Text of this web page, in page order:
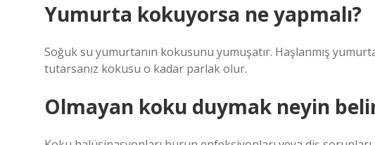
Yumurta kokuyorsa ne yapmalı?
Soğuk su yumurtanın kokusunu yumuşatır. Haşlanmış
tutarsanız kokusu o kadar parlak olur.
Olmayan koku duymak neyin